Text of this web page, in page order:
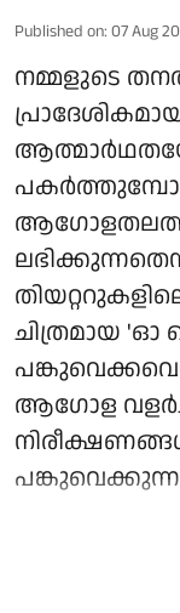
Published on: 07 Aug
നമ്മളുടെ
ചിത്രമായ
ആഗോള